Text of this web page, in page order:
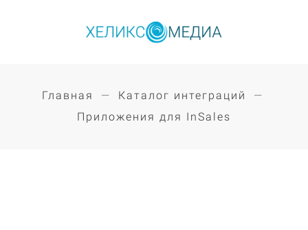
Главная
Каталог интеграций
Приложения для InSales